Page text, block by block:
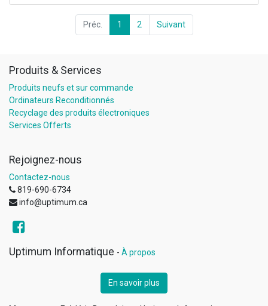
Préc. 1 2 Suivant
Produits & Services
Produits neufs et sur commande
Ordinateurs Reconditionnés
Recyclage des produits électroniques
Services Offerts
Rejoignez-nous
Contactez-nous
819-690-6734
info@uptimum.ca
Uptimum Informatique - À propos
En savoir plus